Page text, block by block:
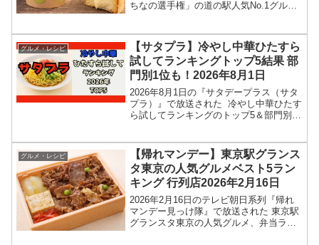
ちなの選手権」の道の駅人気No.1グルメ
ニュー情報、結果を紹介します！今回の
ざわつく...
グルメ・レシピ
【サタプラ】冷やし中華ひたすら
試してランキングトップ5結果 部
門別1位も！2026年8月1日
2026年8月1日の『サタデープラス（サタ
プラ）』で放送された 冷やし中華ひたす
ら試してランキングのトップ5＆部門別1
とに、コンビニ、スーパーなどで買える
13種類の...
グルメ・レシピ
【帰れマンデー】東京駅グランス
タ東京の人気グルメベスト5ラン
キング 行列店2026年2月16日
2026年2月16日のテレビ朝日系列『帰れ
マンデー見っけ隊』で放送された 東京駅
グランスタ東京の人気グルメ、弁当ラン